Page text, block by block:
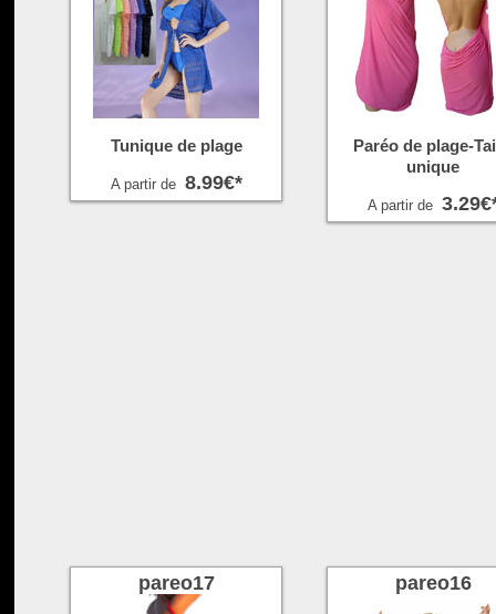
Tunique de plage
A partir de 8.99€*
Paréo de plage-
unique
A partir de
pareo17 pareo16